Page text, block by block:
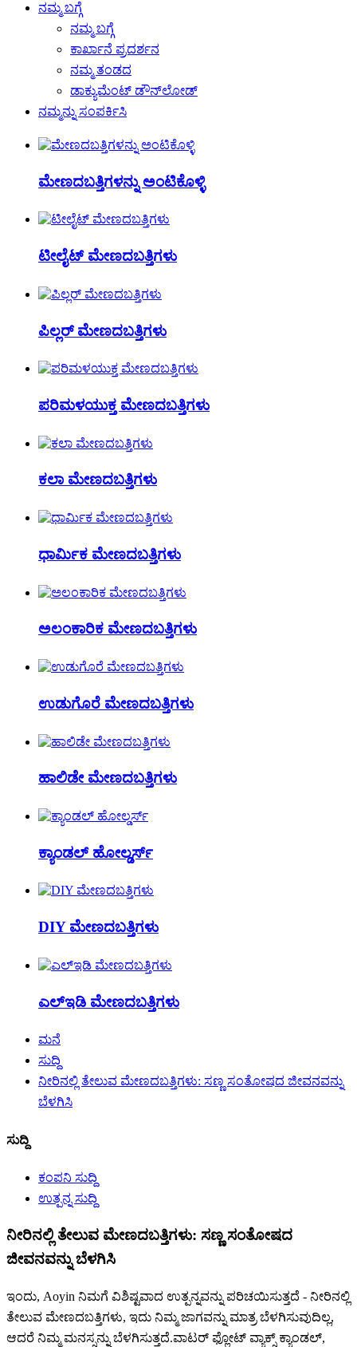
ನಮ್ಮ ಬಗ್ಗೆ
ನಮ್ಮ ಬಗ್ಗೆ
ಕಾರ್ಖಾನೆ ಪ್ರದರ್ಶನ
ನಮ್ಮ ತಂಡದ
ಡಾಕ್ಯುಮೆಂಟ್ ಡೌನ್‌ಲೋಡ್
ನಮ್ಮನ್ನು ಸಂಪರ್ಕಿಸಿ
ಮೇಣದಬತ್ತಿಗಳನ್ನು ಅಂಟಿಕೊಳ್ಳಿ
ಟೀಲೈಟ್ ಮೇಣದಬತ್ತಿಗಳು
ಪಿಲ್ಲರ್ ಮೇಣದಬತ್ತಿಗಳು
ಪರಿಮಳಯುಕ್ತ ಮೇಣದಬತ್ತಿಗಳು
ಕಲಾ ಮೇಣದಬತ್ತಿಗಳು
ಧಾರ್ಮಿಕ ಮೇಣದಬತ್ತಿಗಳು
ಅಲಂಕಾರಿಕ ಮೇಣದಬತ್ತಿಗಳು
ಉಡುಗೊರೆ ಮೇಣದಬತ್ತಿಗಳು
ಹಾಲಿಡೇ ಮೇಣದಬತ್ತಿಗಳು
ಕ್ಯಾಂಡಲ್ ಹೋಲ್ಡರ್ಸ್
DIY ಮೇಣದಬತ್ತಿಗಳು
ಎಲ್ಇಡಿ ಮೇಣದಬತ್ತಿಗಳು
ಮನೆ
ಸುದ್ದಿ
ನೀರಿನಲ್ಲಿ ತೇಲುವ ಮೇಣದಬತ್ತಿಗಳು: ಸಣ್ಣ ಸಂತೋಷದ ಜೀವನವನ್ನು
ಬೆಳಗಿಸಿ
ಸುದ್ದಿ
ಕಂಪನಿ ಸುದ್ದಿ
ಉತ್ಪನ್ನ ಸುದ್ದಿ
ನೀರಿನಲ್ಲಿ ತೇಲುವ ಮೇಣದಬತ್ತಿಗಳು: ಸಣ್ಣ ಸಂತೋಷದ
ಜೀವನವನ್ನು ಬೆಳಗಿಸಿ
ಇಂದು, Aoyin ನಿಮಗೆ ವಿಶಿಷ್ಟವಾದ ಉತ್ಪನ್ನವನ್ನು ಪರಿಚಯಿಸುತ್ತದೆ - ನೀರಿನಲ್ಲಿ
ತೇಲುವ ಮೇಣದಬತ್ತಿಗಳು, ಇದು ನಿಮ್ಮ ಜಾಗವನ್ನು ಮಾತ್ರ ಬೆಳಗಿಸುವುದಿಲ್ಲ,
ಆದರೆ ನಿಮ್ಮ ಮನಸ್ಸನ್ನು ಬೆಳಗಿಸುತ್ತದೆ.ವಾಟರ್ ಫ್ಲೋಟ್ ವ್ಯಾಕ್ಸ್ ಕ್ಯಾಂಡಲ್,